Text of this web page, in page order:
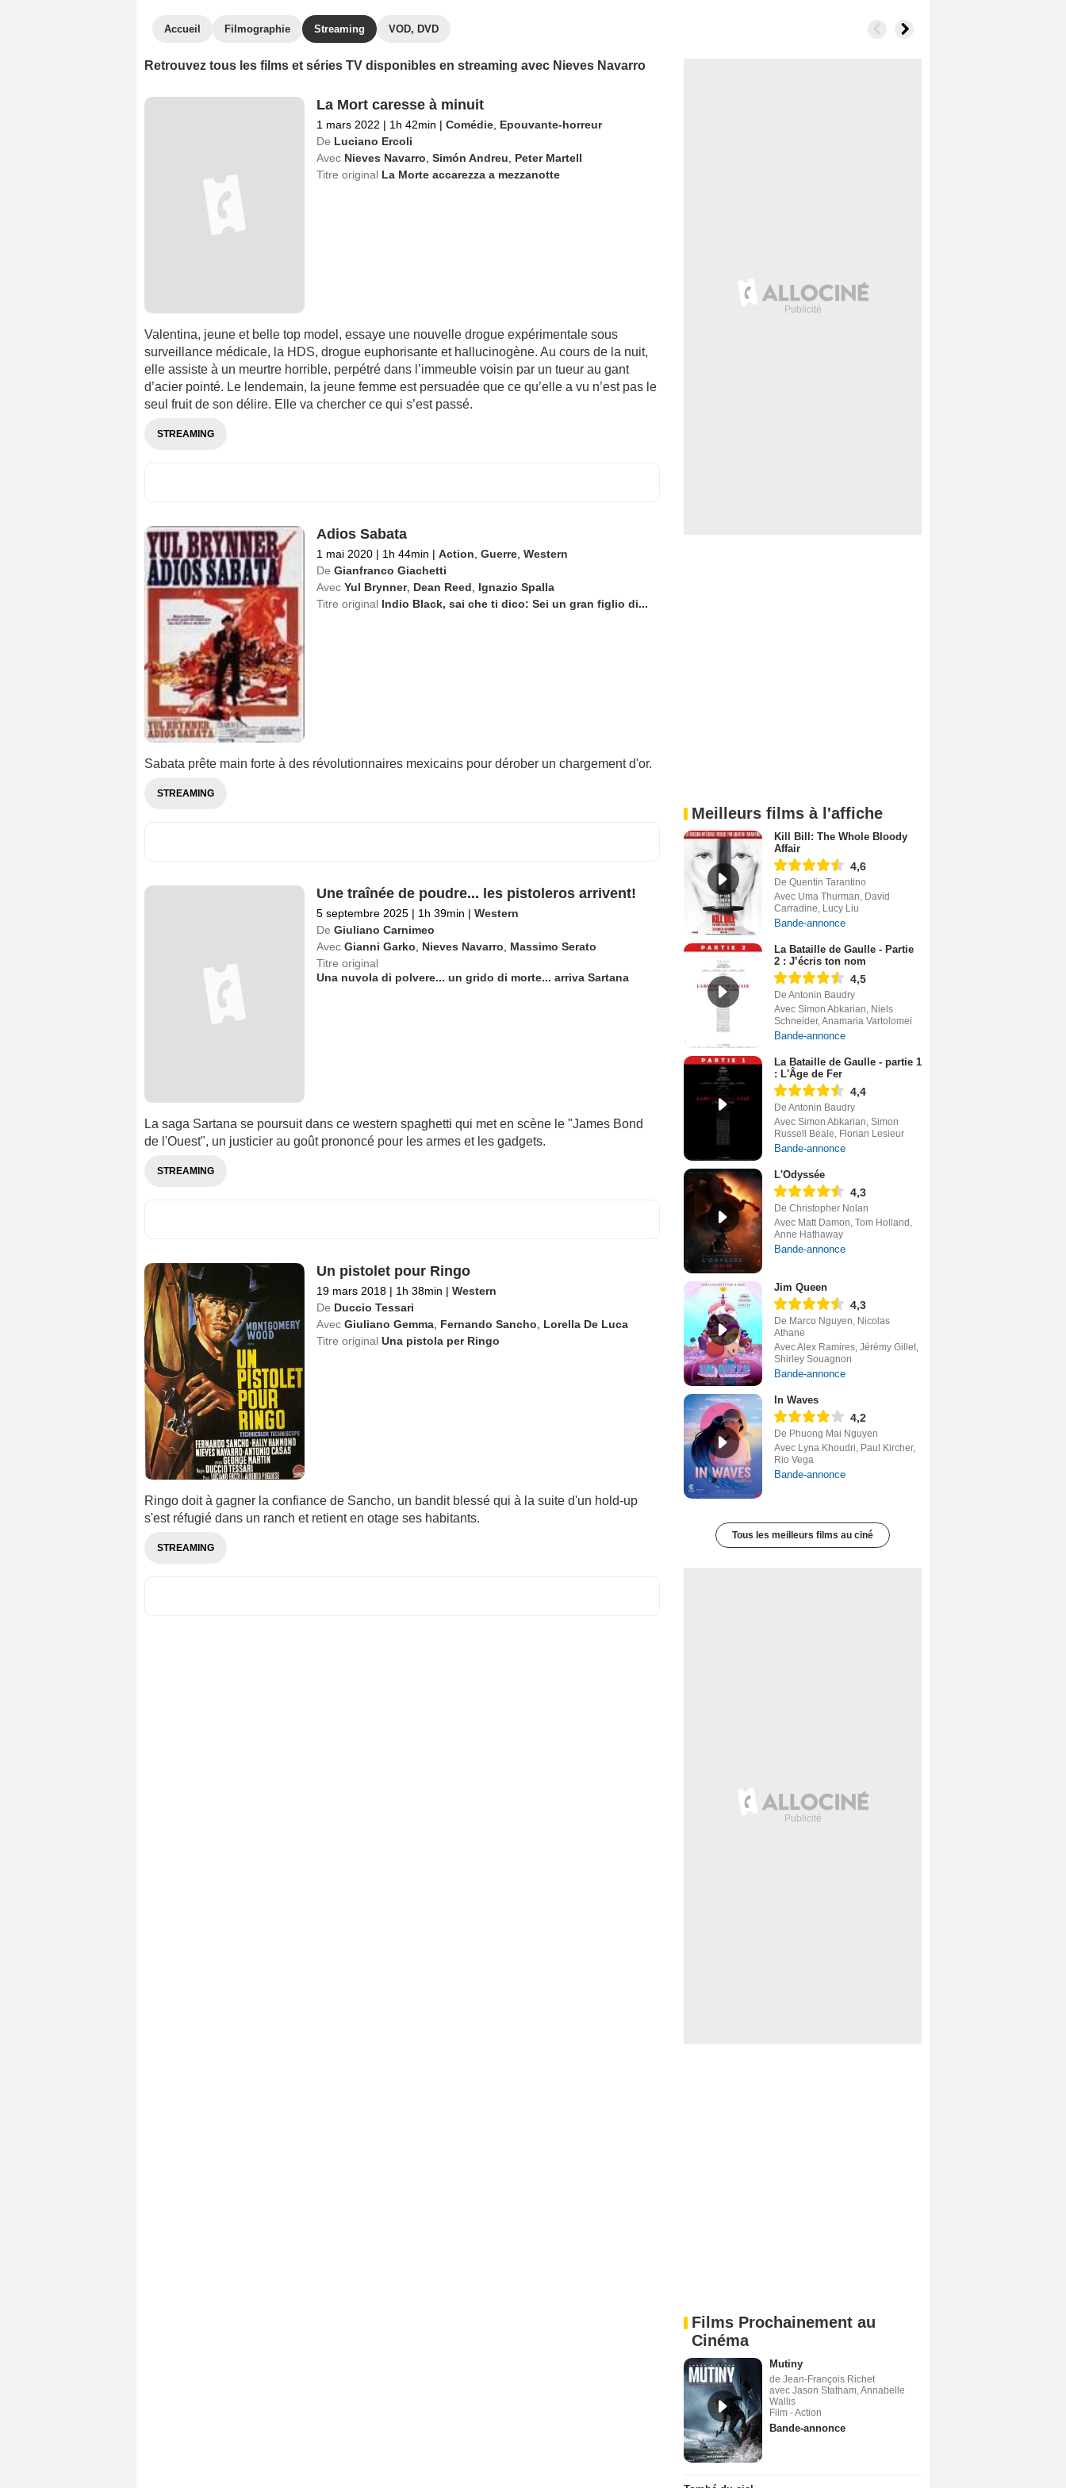
Accueil Filmographie Streaming VOD, DVD
Retrouvez tous les films et séries TV disponibles en streaming avec Nieves Navarro
La Mort caresse à minuit
1 mars 2022 | 1h 42min | Comédie, Epouvante-horreur
De Luciano Ercoli
Avec Nieves Navarro Simón Andreu
Peter Martell
Titre original La Morte accarezza a mezzanotte
Valentina, jeune et belle top model, essaye une nouvelle drogue expérimentale sous
surveillance médicale, la HDS, drogue euphorisante et hallucinogène. Au cours de la nuit,
elle assiste à un meurtre horrible, perpétré dans l’immeuble voisin par un tueur au gant
d’acier pointé. Le lendemain, la jeune femme est persuadée que ce qu’elle a vu n’est pas le
seul fruit de son délire. Elle va chercher ce qui s’est passé.
STREAMING
Adios Sabata
1 mai 2020 | 1h 44min | Action, Guerre, Western
De Gianfranco Giachetti
Avec Yul Brynner, Dean Reed, Ignazio Spalla
Titre original Indio Black, sai che ti dico: Sei un gran figlio di...
Sabata prête main forte à des révolutionnaires mexicains pour dérober un chargement d'or.
STREAMING
Une traînée de poudre... les pistoleros arrivent!
5 septembre 2025 | 1h 39min | Western
De Giuliano Carnimeo
Avec Gianni Garko, Nieves Navarro, Massimo Serato
Titre original
Una nuvola di polvere... un grido di morte... arriva Sartana
La saga Sartana se poursuit dans ce western spaghetti qui met en scène le "James Bond
de l'Ouest", un justicier au goût prononcé pour les armes et les gadgets.
STREAMING
Un pistolet pour Ringo
19 mars 2018 | 1h 38min | Western
De Duccio Tessari
Avec Giuliano Gemma, Fernando Sancho
Lorella De Luca
Titre original Una pistola per Ringo
Ringo doit à gagner la confiance de Sancho, un bandit blessé qui à la suite d'un hold-up
s'est réfugié dans un ranch et retient en otage ses habitants.
STREAMING
Meilleurs films à l'affiche
Kill Bill: The Whole Bloody
Affair
4,6
De Quentin Tarantino
Avec Uma Thurman, David
Carradine, Lucy Liu
Bande-annonce
La Bataille de Gaulle - Partie
2 : J’écris ton nom
4,5
De Antonin Baudry
Avec Simon Abkarian, Niels
Schneider, Anamaria Vartolomei
Bande-annonce
La Bataille de Gaulle - partie 1
: L'Âge de Fer
4,4
De Antonin Baudry
Avec Simon Abkarian, Simon
Russell Beale, Florian Lesieur
Bande-annonce
L'Odyssée
4,3
De Christopher Nolan
Avec Matt Damon, Tom Holland,
Anne Hathaway
Bande-annonce
Jim Queen
4,3
De Marco Nguyen, Nicolas
Athane
Avec Alex Ramires, Jérémy Gillet,
Shirley Souagnon
Bande-annonce
In Waves
4,2
De Phuong Mai Nguyen
Avec Lyna Khoudri, Paul Kircher,
Rio Vega
Bande-annonce
Tous les meilleurs films au ciné
Films Prochainement au
Cinéma
Mutiny
de Jean-François Richet
avec Jason Statham, Annabelle
Wallis
Film - Action
Bande-annonce